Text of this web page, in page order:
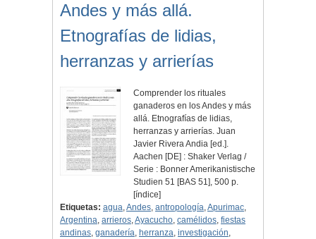
Andes y más allá.
Etnografías de lidias,
herranzas y arrierías
Comprender los rituales
ganaderos en los Andes y más
allá. Etnografías de lidias,
herranzas y arrierías. Juan
Javier Rivera Andia [ed.].
Aachen [DE] : Shaker Verlag /
Serie : Bonner Amerikanistische
Studien 51 [BAS 51], 500 p.
[índice]
Etiquetas: agua,Andes, antropología,Apurimac,
Argentina, arrieros,Ayacucho, camélidos, fiestas
andinas, ganadería, herranza, investigación,